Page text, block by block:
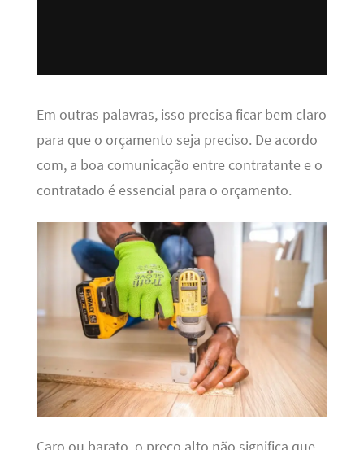
Em outras palavras, isso precisa ficar bem claro
para que o orçamento seja preciso. De acordo
com, a boa comunicação entre contratante e o
contratado é essencial para o orçamento.